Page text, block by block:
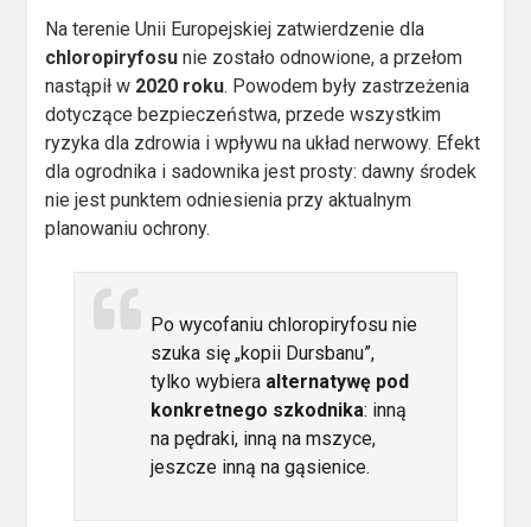
Na terenie Unii Europejskiej zatwierdzenie dla
chloropiryfosu nie zostało odnowione, a przełom
nastąpił w 2020 roku. Powodem były zastrzeżenia
dotyczące bezpieczeństwa, przede wszystkim
ryzyka dla zdrowia i wpływu na układ nerwowy. Efekt
dla ogrodnika i sadownika jest prosty: dawny środek
nie jest punktem odniesienia przy aktualnym
planowaniu ochrony.
Po wycofaniu chloropiryfosu nie
szuka się „kopii Dursbanu”,
tylko wybiera alternatywę pod
konkretnego szkodnika: inną
na pędraki, inną na mszyce,
jeszcze inną na gąsienice.